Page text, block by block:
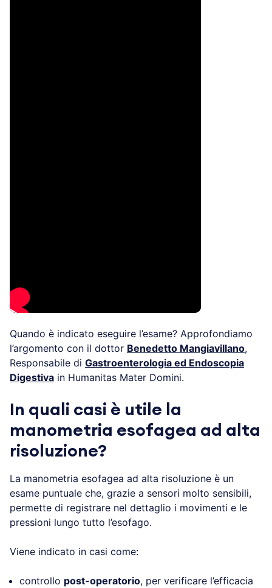
Quando è indicato eseguire l’esame? Approfondiamo
l’argomento con il dottor Benedetto Mangiavillano,
Responsabile di Gastroenterologia ed Endoscopia
Digestiva in Humanitas Mater Domini.
In quali casi è utile la
manometria esofagea ad alta
risoluzione?
La manometria esofagea ad alta risoluzione è un
esame puntuale che, grazie a sensori molto sensibili,
permette di registrare nel dettaglio i movimenti e le
pressioni lungo tutto l’esofago.
Viene indicato in casi come:
controllo post-operatorio, per verificare l’efficacia